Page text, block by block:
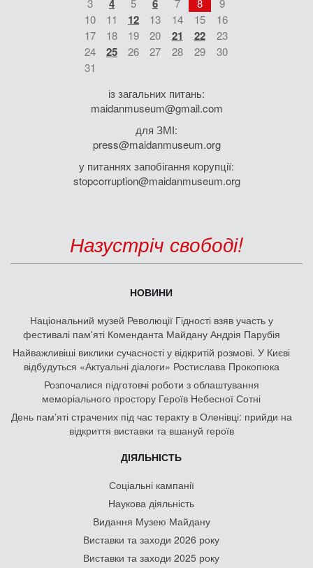
3 4 5 6 7 8
9
10
11 12 13 14 15
16
17
18 19 20 21 22
23
24
25 26 27 28 29
30
31
із загальних питань:
maidanmuseum@gmail.com
для ЗМІ:
press@maidanmuseum.org
у питаннях запобігання корупції:
stopcorruption@maidanmuseum.org
Назустріч свободі!
НОВИНИ
Національний музей Революції Гідності взяв участь у
фестивалі пам'яті Коменданта Майдану Андрія Парубія
Найважливіші виклики сучасності у відкритій розмові. У Києві
відбудуться «Актуальні діалоги» Ростислава Прокопюка
Розпочалися підготовчі роботи з облаштування
меморіального простору Героїв Небесної Сотні
День памʼяті страчених під час теракту в Оленівці: прийди на
відкриття виставки та вшануй героїв
ДІЯЛЬНІСТЬ
Соціальні кампанії
Наукова діяльність
Видання Музею Майдану
Виставки та заходи 2026 року
Виставки та заходи 2025 року